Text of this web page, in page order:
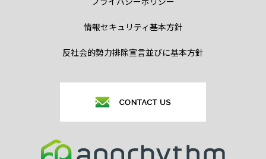
情報セキュリティ基本方針
反社会的勢力排除宣言並びに基本方針